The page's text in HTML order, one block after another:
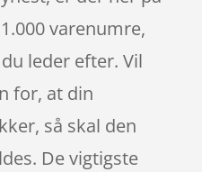
varenumre,
leder efter. Vil
for, at din
så skal den
De vigtigste